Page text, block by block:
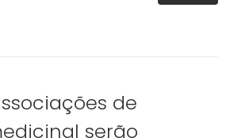
de
serão